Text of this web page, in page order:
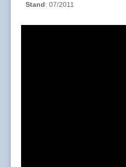
Stand: 07/2011